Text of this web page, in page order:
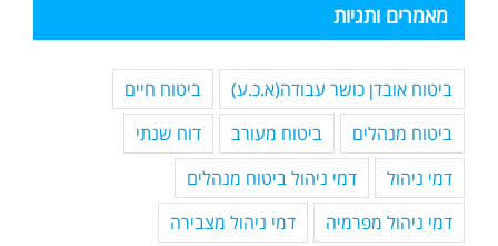
מאמרים ותגיות
ביטוח אובדן כושר עבודה(א.כ.ע)
ביטוח חיים
ביטוח מנהלים
ביטוח מעורב
דוח שנתי
דמי ניהול
דמי ניהול ביטוח מנהלים
דמי ניהול מפרמיה
דמי ניהול מצבירה